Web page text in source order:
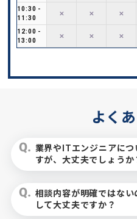
10:30 -
11:30
12:00 -
13:00
✕
✕
✕
✕
✕
✕
よく
業界やITエンジニアに
すが、大丈夫でしょうか
相談内容が明確ではな
して大丈夫ですか？